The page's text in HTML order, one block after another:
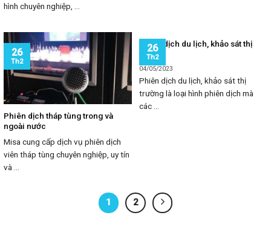
hình chuyên nghiệp, ...
Phiên dịch tháp tùng trong và
ngoài nước
Misa cung cấp dịch vụ phiên dịch
viên tháp tùng chuyên nghiệp, uy tín
và ...
26
Th2
Phiên dịch du lịch, khảo sát thị
trường
04/05/2023
Phiên dịch du lịch, khảo sát thị
trường là loại hình phiên dịch mà
các ...
26
Th2
1 2